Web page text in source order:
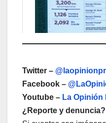
Twitter – @laopinionpr
Facebook –
Youtube – La Opinión
¿Reporte y denuncia?